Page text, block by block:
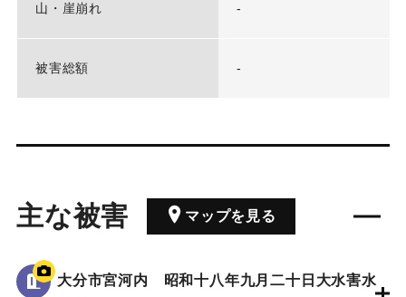
山・崖崩れ -
被害総額 -
主な被害 マップを見る
大分市宮河内 昭和十八年九月二十日大水害水